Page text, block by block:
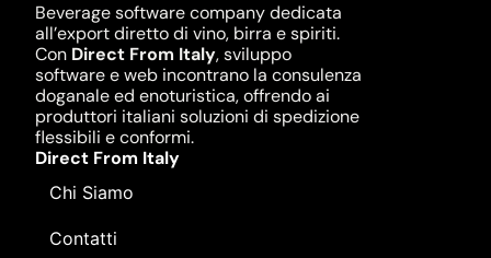
Beverage software company dedicata
all’export diretto di vino, birra e spiriti.
Con Direct From Italy, sviluppo
software e web incontrano la consulenza
doganale ed enoturistica, offrendo ai
produttori italiani soluzioni di spedizione
flessibili e conformi.
Direct From Italy
Chi Siamo
Contatti